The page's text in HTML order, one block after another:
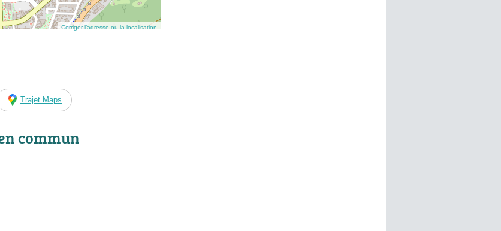
Corriger l’adresse ou la localisation
Trajet Maps
commun